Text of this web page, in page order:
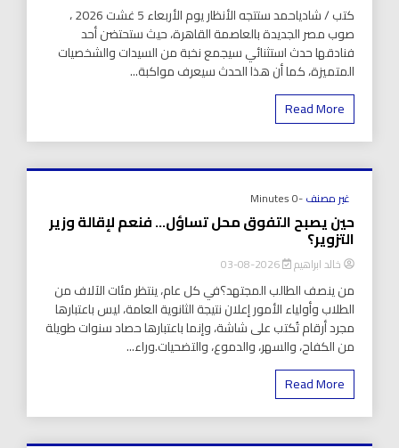
كتب / شادياحمد ستتجه الأنظار يوم الأربعاء 5 غشت 2026 ،
صوب مصر الجديدة بالعاصمة القاهرة، حيث ستحتضن أحد
فنادقها حدث استثنائي سيجمع نخبة من السيدات والشخصيات
المتميزة، كما أن هذا الحدث سيعرف مواكبة...
Read More
غير مصنف-0 Minutes
حين يصبح التفوق محل تساؤل… فنعم لإقالة وزير
التزوير؟
خالد ابراهيم 2026-08-03
من ينصف الطالب المجتهد؟في كل عام، ينتظر مئات الآلاف من
الطلاب وأولياء الأمور إعلان نتيجة الثانوية العامة، ليس باعتبارها
مجرد أرقام تُكتب على شاشة، وإنما باعتبارها حصاد سنوات طويلة
من الكفاح، والسهر، والدموع، والتضحيات.وراء...
Read More